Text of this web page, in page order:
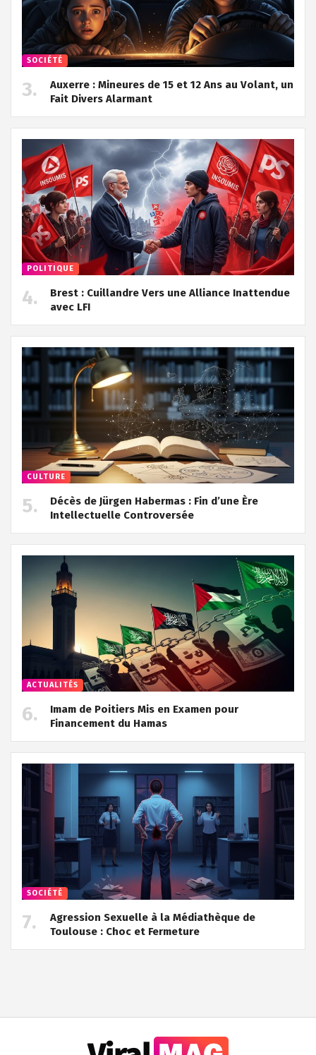
SOCIÉTÉ
Auxerre : Mineures de 15 et 12 Ans au Volant, un
Fait Divers Alarmant
POLITIQUE
Brest : Cuillandre Vers une Alliance Inattendue
avec LFI
CULTURE
Décès de Jürgen Habermas : Fin d’une Ère
Intellectuelle Controversée
ACTUALITÉS
Imam de Poitiers Mis en Examen pour
Financement du Hamas
SOCIÉTÉ
Agression Sexuelle à la Médiathèque de
Toulouse : Choc et Fermeture